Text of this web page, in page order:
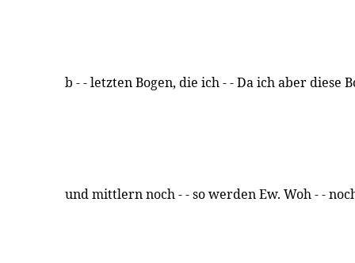
b - - letzten Bogen, die ich - - Da ich aber diese
und mittlern noch - - so werden Ew. Woh - -